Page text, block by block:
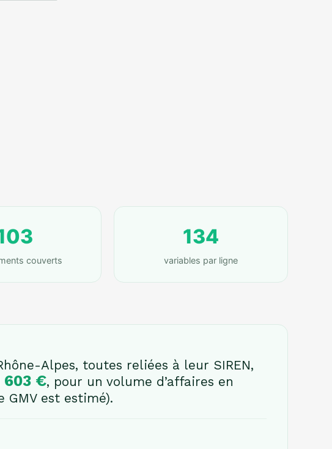
couverts
134
variables par ligne
Alpes, toutes reliées à leur SIREN,
603 €, pour un volume d’affaires en
GMV est estimé).